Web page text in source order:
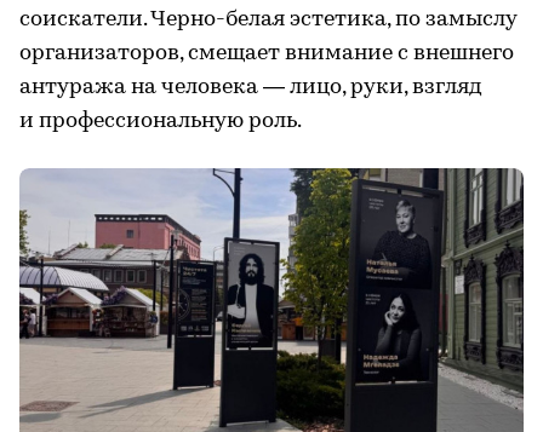
соискатели. Черно-белая эстетика, по замыслу
организаторов, смещает внимание с внешнего
антуража на человека — лицо, руки, взгляд
и профессиональную роль.